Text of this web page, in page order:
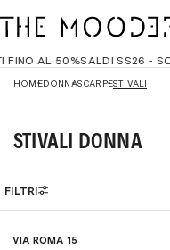
AL 50%SALDI SS26 -
HOMEDONNASCARPESTIVALI
STIVALI DONNA
FILTRI
-30%
-30%
VIA ROMA 15